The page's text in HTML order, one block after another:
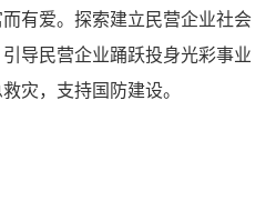
有爱。探索建立民营企业社会
导民营企业踊跃投身光彩事业
灾，支持国防建设。